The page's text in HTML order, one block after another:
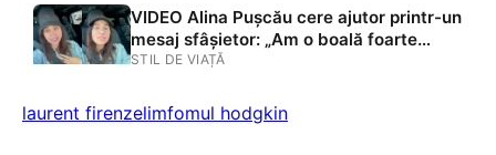
tavanul în cap” FOTO/VIDEO
VIDEO Alina Pușcău cere ajutor printr-un
mesaj sfâșietor: „Am o boală foarte
gravă. Mi s-a dus în oase. La sân, la axilă
STIL DE VIAȚĂ
laurent firenzelimfomul hodgkin